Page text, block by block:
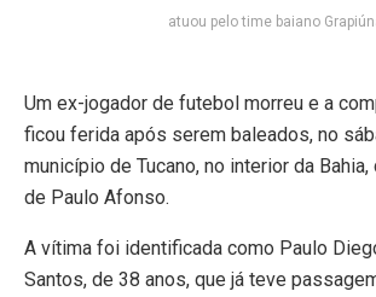
atuou pelo time baiano
Um ex-jogador de futebol morreu e a
ficou ferida após serem baleados, no
município de Tucano, no interior da
de Paulo Afonso.
A vítima foi identificada como Paulo
Santos, de 38 anos, que já teve